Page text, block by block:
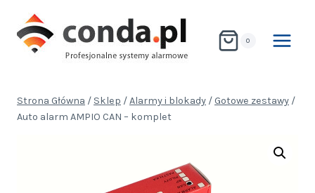
treści
0
Strona Główna / Sklep /Alarmy i blokady / Gotowe zestawy /
Auto alarm AMPIO CAN – komplet